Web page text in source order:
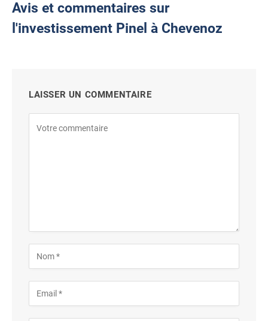
Avis et commentaires sur
l'investissement Pinel à Chevenoz
LAISSER UN COMMENTAIRE